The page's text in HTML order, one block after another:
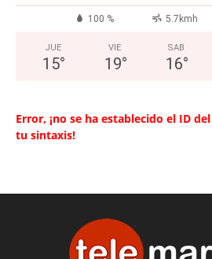
100 % 5.7kmh
JUE
15°
VIE
19°
SAB
16°
Error, ¡no se ha establecido el ID
tu sintaxis!